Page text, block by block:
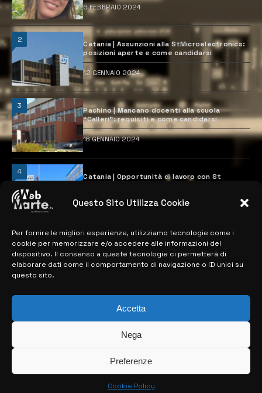
Questo Sito Utilizza Cookie
Per fornire le migliori esperienze, utilizziamo tecnologie come i
cookie per memorizzare e/o accedere alle informazioni del
dispositivo. Il consenso a queste tecnologie ci permetterà di
elaborare dati come il comportamento di navigazione o ID unici su
questo sito.
Accetta
Nega
Preferenze
Cookie Policy
6 FEBBRAIO 2024
2
Catania | Assunzioni alla StMicroelectronics:
posizioni aperte e come candidarsi
12 GENNAIO 2024
3
Pachino | Mancano docenti alla scuola
“Calleri”: requisiti e come candidarsi
18 GENNAIO 2024
4
Catania | Opportunità di lavoro con St
28 MARZO 2024
MAPPA DEL SITO
> NOTIZIE
> CONTATTI